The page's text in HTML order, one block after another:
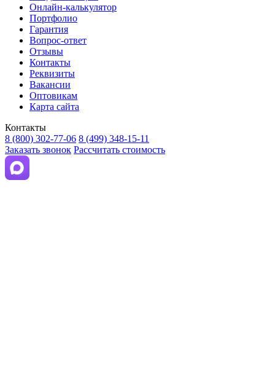
Онлайн-калькулятор
Портфолио
Гарантия
Вопрос-ответ
Отзывы
Контакты
Реквизиты
Вакансии
Оптовикам
Карта сайта
Контакты
8 (800) 302-77-06 8 (499) 348-15-11
Заказать звонок Рассчитать стоимость